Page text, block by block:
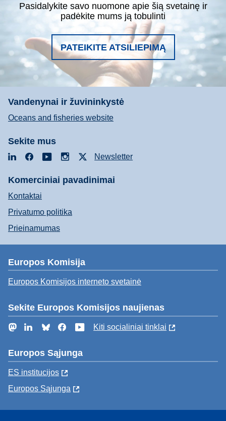
Pasidalykite savo nuomone apie šią svetainę ir
padėkite mums ją tobulinti
PATEIKITE ATSILIEPIMĄ
Vandenynai ir žuvininkystė
Oceans and fisheries website
Sekite mus
LinkedInFacebookYouTubeInstagramNewsletter
Komerciniai pavadinimai
Kontaktai
Privatumo politika
Prieinamumas
Europos Komisija
Europos Komisijos interneto svetainė
Sekite Europos Komisijos naujienas
MastodonLinkedInBlueskyFacebookYouTube
Kiti socialiniai tinklai
Europos Sąjunga
ES institucijоs
Europos Sąjunga